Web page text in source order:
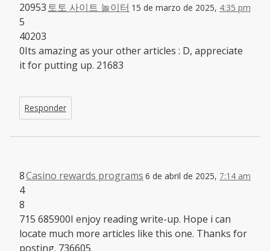
토토 사이트 놀이터 15 de marzo de 2025, 4:35 pm
20953
5
40203
0Its amazing as your other articles : D, appreciate
it for putting up. 21683
Responder
Casino rewards programs 6 de abril de 2025, 7:14 am
8
4
8
715 685900I enjoy reading write-up. Hope i can
locate much more articles like this one. Thanks for
posting. 736605